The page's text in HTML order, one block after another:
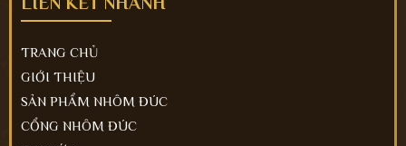
TRANG CHỦ
GIỚI THIỆU
SẢN PHẨM NHÔM ĐÚC
CỔNG NHÔM ĐÚC